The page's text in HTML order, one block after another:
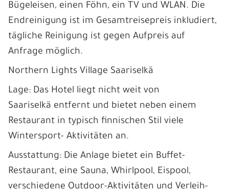
Bügeleisen, einen Föhn, ein TV und WLAN. Die
Endreinigung ist im Gesamtreisepreis inkludiert,
tägliche Reinigung ist gegen Aufpreis auf
Anfrage möglich.
Northern Lights Village Saariselkä
Lage: Das Hotel liegt nicht weit von
Saariselkä entfernt und bietet neben einem
Restaurant in typisch finnischen Stil viele
Wintersport- Aktivitäten an.
Ausstattung: Die Anlage bietet ein Buffet-
Restaurant, eine Sauna, Whirlpool, Eispool,
verschiedene Outdoor-Aktivitäten und Verleih-